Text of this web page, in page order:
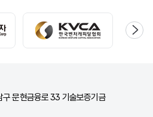
문현금융로 33 기술보증기금